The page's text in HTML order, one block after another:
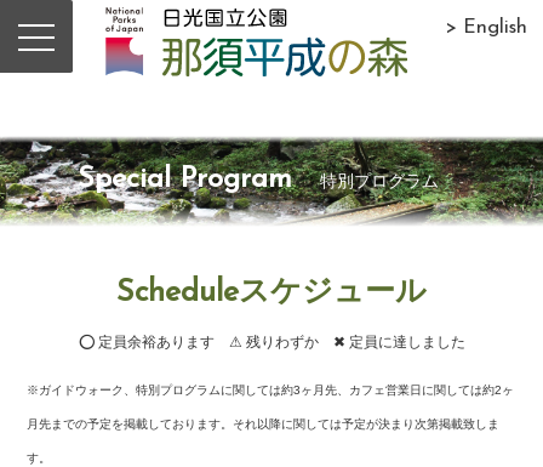
> English
Special Program 特別プログラム
Scheduleスケジュール
⭕ 定員余裕あります ⚠ 残りわずか ✖ 定員に達しました
※ガイドウォーク、特別プログラムに関しては約3ヶ月先、カフェ営業日に関しては約2ヶ
月先までの予定を掲載しております。それ以降に関しては予定が決まり次第掲載致しま
す。